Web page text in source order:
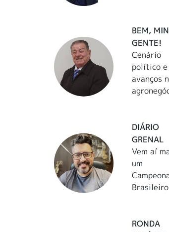
BEM,
GENTE!
Cenário
político e
avanços
DIÁRIO
GRENAL
Vem aí
um
Brasileiro
RONDA